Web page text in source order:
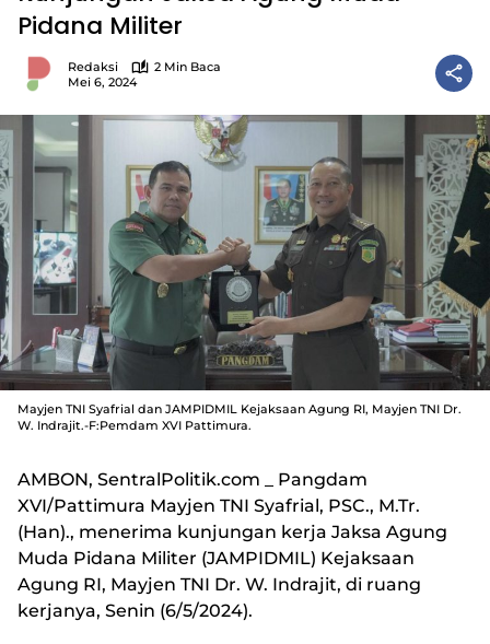
Pidana Militer
Redaksi
2 Min Baca
Mei 6, 2024
Mayjen TNI Syafrial dan JAMPIDMIL Kejaksaan Agung RI, Mayjen TNI Dr.
W. Indrajit.-F:Pemdam XVI Pattimura.
AMBON, SentralPolitik.com _ Pangdam
XVI/Pattimura Mayjen TNI Syafrial, PSC., M.Tr.
(Han)., menerima kunjungan kerja Jaksa Agung
Muda Pidana Militer (JAMPIDMIL) Kejaksaan
Agung RI, Mayjen TNI Dr. W. Indrajit, di ruang
kerjanya, Senin (6/5/2024).